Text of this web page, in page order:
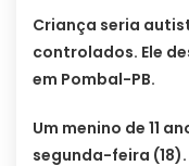
Criança seria
controlados. Ele
em Pombal-PB.
Um menino de 11
segunda-feira (18).